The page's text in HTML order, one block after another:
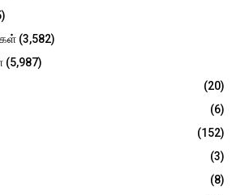
(3,582)
(5,987)
(20)
(6)
(152)
(3)
(8)